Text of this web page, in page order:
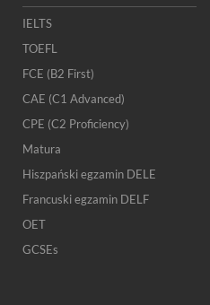
IELTS
TOEFL
FCE (B2 First)
CAE (C1 Advanced)
CPE (C2 Proficiency)
Matura
Hiszpański egzamin DELE
Francuski egzamin DELF
OET
GCSEs